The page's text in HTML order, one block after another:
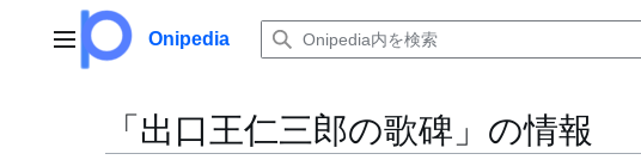
メインメニューOnipedia
「出口王仁三郎の歌碑」の情報